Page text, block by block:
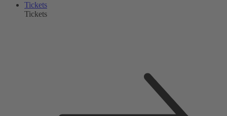
Tickets
Tickets